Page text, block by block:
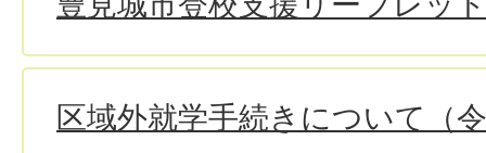
区域外就学手続きについて（